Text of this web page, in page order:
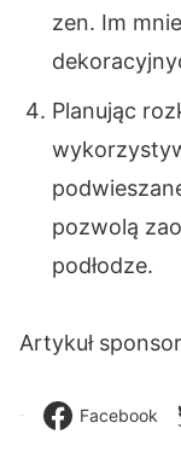
zen. Im
Planując
pozwolą
podłodze.
Artykuł
Facebook